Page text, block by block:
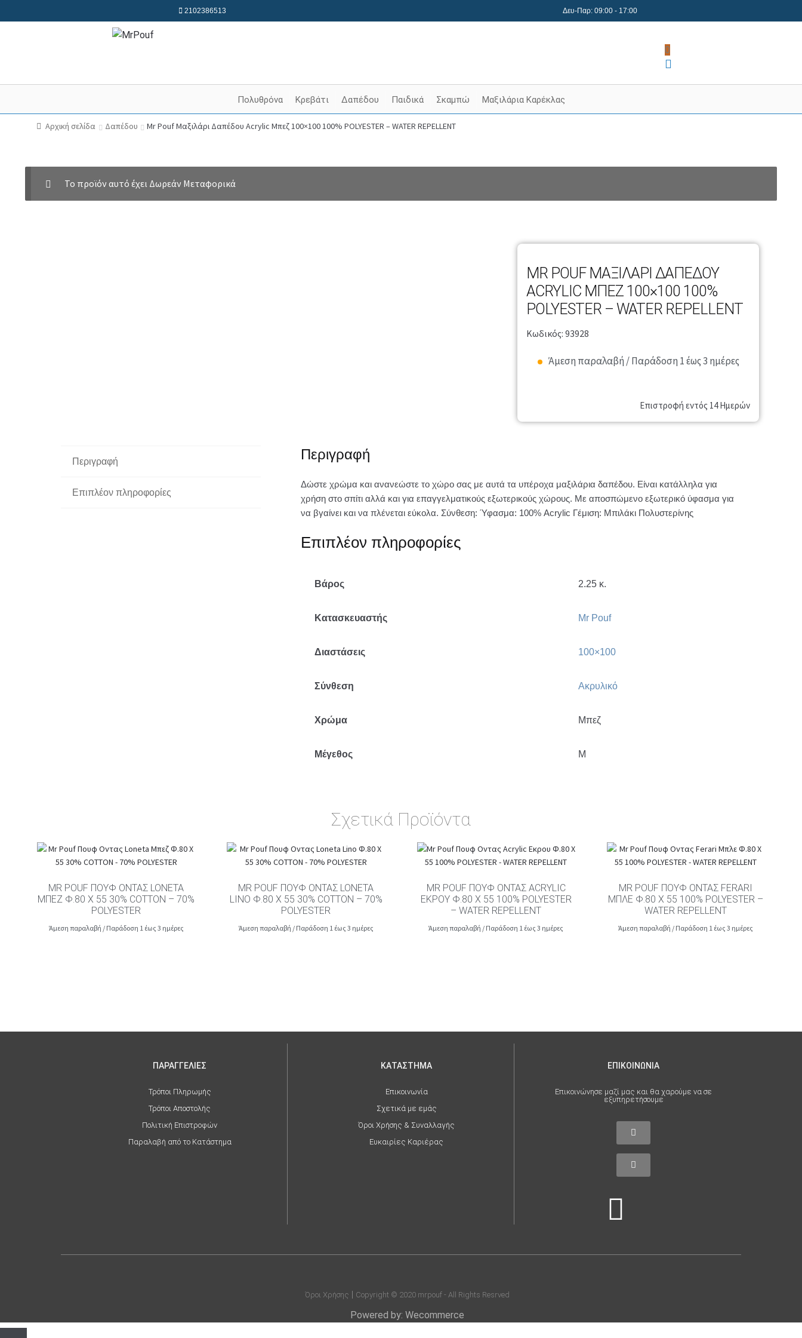
2102386513 Δευ-Παρ: 09:00 - 17:00
0
Πολυθρόνα Κρεβάτι Δαπέδου Παιδικά Σκαμπώ Μαξιλάρια Καρέκλας
Αρχική σελίδα Δαπέδου Mr Pouf Μαξιλάρι Δαπέδου Acrylic Μπεζ 100×100 100% POLYESTER – WATER REPELLENT
Το προϊόν αυτό έχει Δωρεάν Μεταφορικά
MR POUF ΜΑΞΙΛΆΡΙ ΔΑΠΈΔΟΥ
ACRYLIC ΜΠΕΖ 100×100 100%
POLYESTER – WATER REPELLENT
Κωδικός: 93928
Άμεση παραλαβή / Παράδοση 1 έως 3 ημέρες
Επιστροφή εντός 14 Ημερών
Περιγραφή
Επιπλέον πληροφορίες
Περιγραφή
Δώστε χρώμα και ανανεώστε το χώρο σας με αυτά τα υπέροχα μαξιλάρια δαπέδου. Είναι κατάλληλα για
χρήση στο σπίτι αλλά και για επαγγελματικούς εξωτερικούς χώρους. Με αποσπώμενο εξωτερικό ύφασμα για
να βγαίνει και να πλένεται εύκολα. Σύνθεση: Ύφασμα: 100% Acrylic Γέμιση: Μπιλάκι Πολυστερίνης
Επιπλέον πληροφορίες
Βάρος 2.25 κ.
Κατασκευαστής Mr Pouf
Διαστάσεις 100×100
Σύνθεση Ακρυλικό
Χρώμα Μπεζ
Μέγεθος M
Σχετικά Προϊόντα
MR POUF ΠΟΥΦ ΟΝΤΑΣ LONETA
ΜΠΕΖ Φ.80 Χ 55 30% COTTON – 70%
POLYESTER
Άμεση παραλαβή / Παράδοση 1 έως 3 ημέρες
MR POUF ΠΟΥΦ ΟΝΤΑΣ LONETA
LINO Φ.80 Χ 55 30% COTTON – 70%
POLYESTER
Άμεση παραλαβή / Παράδοση 1 έως 3 ημέρες
MR POUF ΠΟΥΦ ΟΝΤΑΣ ACRYLIC
ΕΚΡΟΥ Φ.80 Χ 55 100% POLYESTER
– WATER REPELLENT
Άμεση παραλαβή / Παράδοση 1 έως 3 ημέρες
MR POUF ΠΟΥΦ ΟΝΤΑΣ FERARI
ΜΠΛΕ Φ.80 Χ 55 100% POLYESTER –
WATER REPELLENT
Άμεση παραλαβή / Παράδοση 1 έως 3 ημέρες
ΠΑΡΑΓΓΕΛΙΕΣ
Τρόποι Πληρωμής
Τρόποι Αποστολής
Πολιτική Επιστροφών
Παραλαβή από το Κατάστημα
ΚΑΤΑΣΤΗΜΑ
Επικοινωνία
Σχετικά με εμάς
Όροι Χρήσης & Συναλλαγής
Ευκαιρίες Καριέρας
ΕΠΙΚΟΙΝΩΝΙΑ
Επικοινώνησε μαζί μας και θα χαρούμε να σε
εξυπηρετήσουμε
Όροι Χρήσης Copyright © 2020 mrpouf - All Rights Resrved
Powered by: Wecommerce